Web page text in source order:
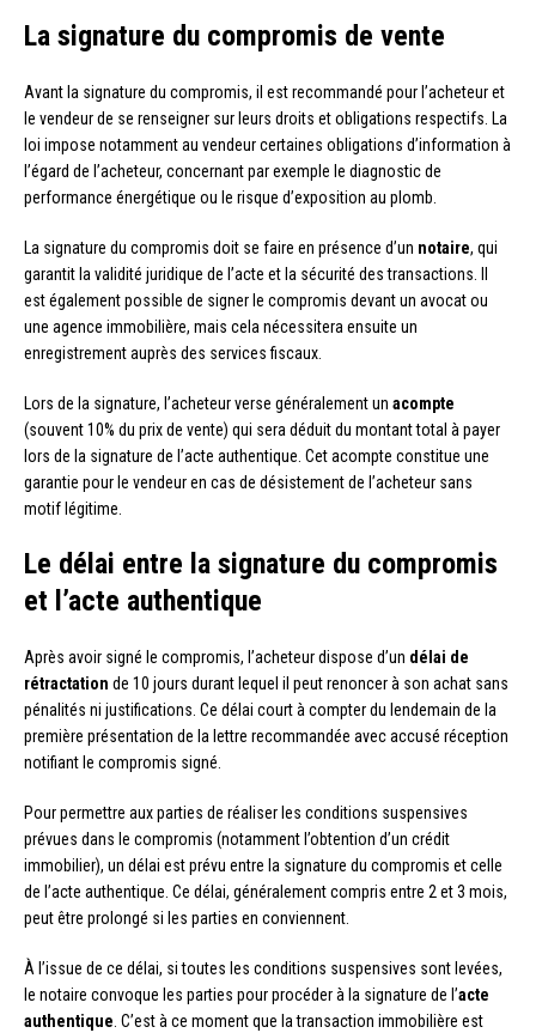
La signature du compromis de vente
Avant la signature du compromis, il est recommandé pour l’acheteur et
le vendeur de se renseigner sur leurs droits et obligations respectifs. La
loi impose notamment au vendeur certaines obligations d’information à
l’égard de l’acheteur, concernant par exemple le diagnostic de
performance énergétique ou le risque d’exposition au plomb.
La signature du compromis doit se faire en présence d’un notaire, qui
garantit la validité juridique de l’acte et la sécurité des transactions. Il
est également possible de signer le compromis devant un avocat ou
une agence immobilière, mais cela nécessitera ensuite un
enregistrement auprès des services fiscaux.
Lors de la signature, l’acheteur verse généralement un acompte
(souvent 10% du prix de vente) qui sera déduit du montant total à payer
lors de la signature de l’acte authentique. Cet acompte constitue une
garantie pour le vendeur en cas de désistement de l’acheteur sans
motif légitime.
Le délai entre la signature du compromis
et l’acte authentique
Après avoir signé le compromis, l’acheteur dispose d’un délai de
rétractation de 10 jours durant lequel il peut renoncer à son achat sans
pénalités ni justifications. Ce délai court à compter du lendemain de la
première présentation de la lettre recommandée avec accusé réception
notifiant le compromis signé.
Pour permettre aux parties de réaliser les conditions suspensives
prévues dans le compromis (notamment l’obtention d’un crédit
immobilier), un délai est prévu entre la signature du compromis et celle
de l’acte authentique. Ce délai, généralement compris entre 2 et 3 mois,
peut être prolongé si les parties en conviennent.
À l’issue de ce délai, si toutes les conditions suspensives sont levées,
le notaire convoque les parties pour procéder à la signature de l’acte
authentique . C’est à ce moment que la transaction immobilière est